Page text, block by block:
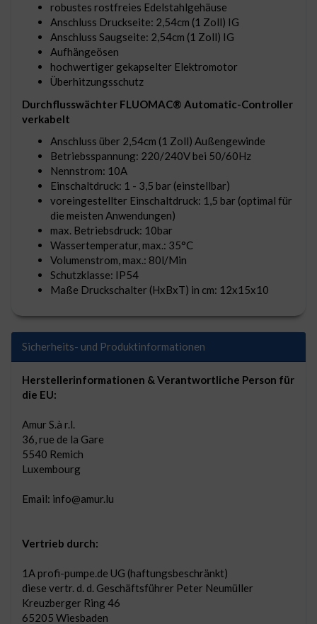
robustes rostfreies Edelstahlgehäuse
Anschluss Druckseite: 2,54cm (1 Zoll) IG
Anschluss Saugseite: 2,54cm (1 Zoll) IG
Aufhängeösen
hochwertiger gekapselter Elektromotor
Überhitzungsschutz
Durchflusswächter FLUOMAC® Automatic-Controller
verkabelt
Anschluss über 2,54cm (1 Zoll) Außengewinde
Betriebsspannung: 220/240V bei 50/60Hz
Nennstrom: 10A
Einschaltdruck: 1 - 3,5 bar (einstellbar)
voreingestellter Einschaltdruck: 1,5 bar (optimal für
die meisten Anwendungen)
max. Betriebsdruck: 10bar
Wassertemperatur, max.: 35°C
Volumenstrom, max.: 80l/Min
Schutzklasse: IP54
Maße Druckschalter (HxBxT) in cm: 12x15x10
Sicherheits- und Produktinformationen
Herstellerinformationen & Verantwortliche Person für
die EU:
Amur S.à r.l.
36, rue de la Gare
5540 Remich
Luxembourg
Email: info@amur.lu
Vertrieb durch:
1A profi-pumpe.de UG (haftungsbeschränkt)
diese vertr. d. d. Geschäftsführer Peter Neumüller
Kreuzberger Ring 46
65205 Wiesbaden